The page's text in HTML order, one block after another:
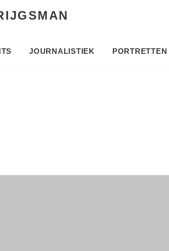
JOURNALISTIEK PORTRETTEN